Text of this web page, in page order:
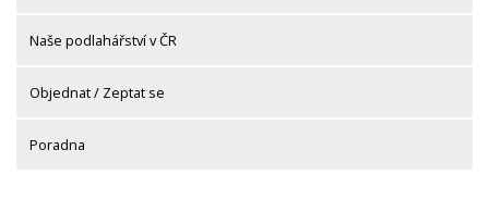
Naše podlahářství v ČR
Objednat / Zeptat se
Poradna